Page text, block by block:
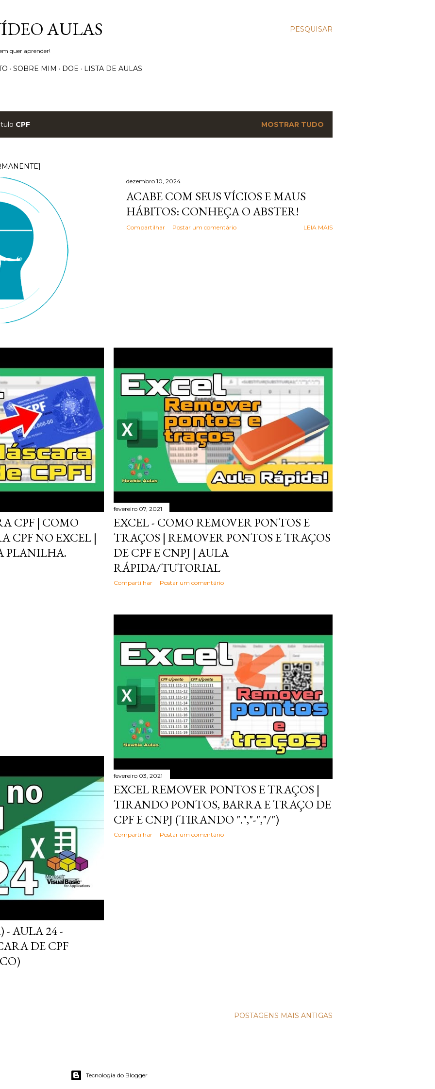
PESQUISAR
AULAS
quer aprender!
SOBRE MIM DOE LISTA DE AULAS
CPF MOSTRAR TUDO
dezembro 10, 2024
ACABE COM SEUS VÍCIOS E MAUS
HÁBITOS: CONHEÇA O ABSTER!
Compartilhar Postar um comentário LEIA MAIS
CPF | COMO
CPF NO EXCEL |
PLANILHA.
fevereiro 07, 2021
EXCEL - COMO REMOVER PONTOS E
TRAÇOS | REMOVER PONTOS E TRAÇOS
DE CPF E CNPJ | AULA
RÁPIDA/TUTORIAL
Compartilhar Postar um comentário
fevereiro 03, 2021
EXCEL REMOVER PONTOS E TRAÇOS |
TIRANDO PONTOS, BARRA E TRAÇO DE
CPF E CNPJ (TIRANDO ".","-","/")
Compartilhar Postar um comentário
- AULA 24 -
DE CPF
POSTAGENS MAIS ANTIGAS
Tecnologia do Blogger